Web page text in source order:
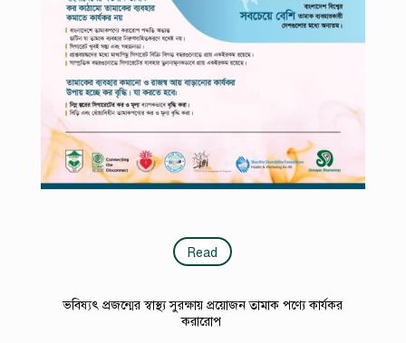
Read
ভবিষ্যৎ প্রজন্মের স্বাস্থ্য সুরক্ষায় প্রয়োজন তামাক পণ্যে কার্যকর
করারোপ